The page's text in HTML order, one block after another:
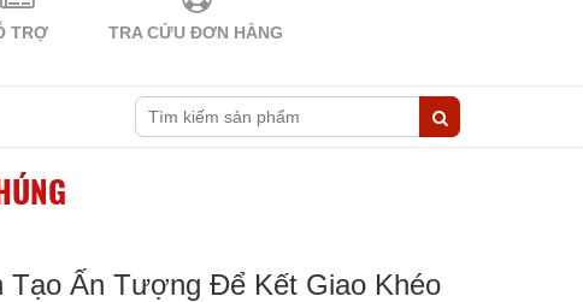
TRỢ TRA CỨU ĐƠN HÀNG
Tạo Ấn Tượng Để Kết Giao Khéo